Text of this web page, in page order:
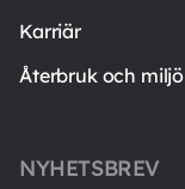
Karriär
Återbruk och miljö
NYHETSBREV